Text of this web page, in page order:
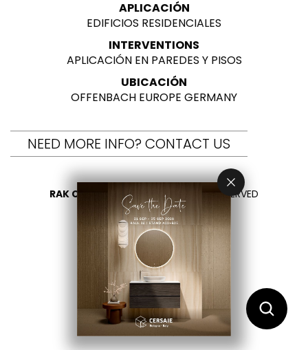
APLICACIÓN
EDIFICIOS RESIDENCIALES
INTERVENTIONS
APLICACIÓN EN PAREDES Y PISOS
UBICACIÓN
OFFENBACH EUROPE GERMANY
NEED MORE INFO? CONTACT US
RAK CERAMICS 2026 - ALL RIGHTS RESERVED
PRIVACY
CONTÁCTENOS
SELECCIONA TU PAÍS
ES
EN